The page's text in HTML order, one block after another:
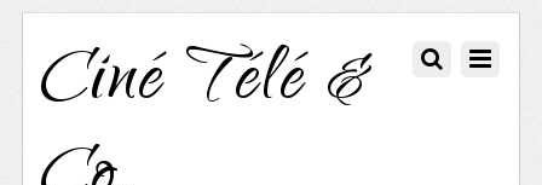
Ciné Télé &